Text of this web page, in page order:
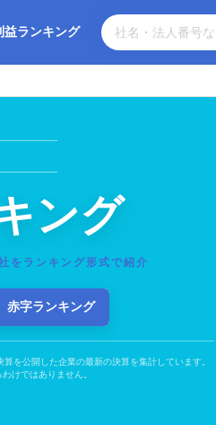
益ランキング
ング
をランキング形式で紹介
赤字ランキング
を公開した企業の最新の決算を集計しています。
けではありません。